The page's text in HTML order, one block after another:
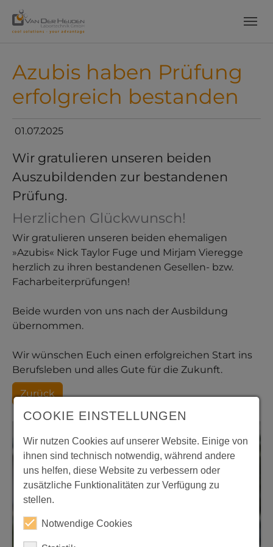
Azubis haben Prüfung
erfolgreich bestanden
01.07.2025
Wir gratulieren unseren beiden
Auszubildenden zur bestandenen
Prüfung.
Herzlichen Glückwunsch!
Wir gratulieren unseren beiden ehemaligen
»Azubis« Nick Taylor Fuge und Mirjam Vieregge
herzlich zu ihren bestandenen Gesellen- bzw.
Facharbeiterprüfungen!
Beide wurden von uns nach der Ausbildung
übernommen.
Wir wünschen Euch einen erfolgreichen Start ins
Berufsleben und alles Gute für die Zukunft.
Zurück
COOKIE EINSTELLUNGEN
Wir nutzen Cookies auf unserer Website. Einige von
ihnen sind technisch notwendig, während andere
uns helfen, diese Website zu verbessern oder
zusätzliche Funktionalitäten zur Verfügung zu
stellen.
Notwendige Cookies